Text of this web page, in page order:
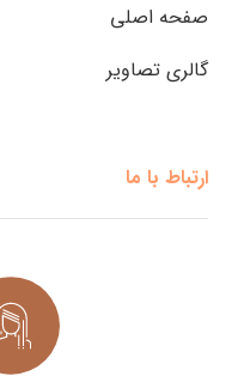
صفحه اصلی
گالری تصاویر
ارتباط با ما